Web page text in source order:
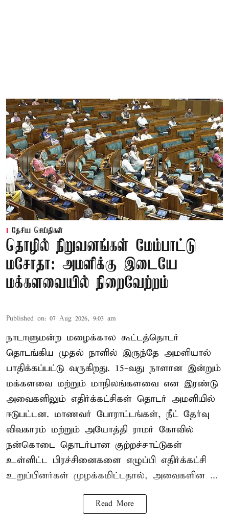
தேசிய செய்திகள்
தொழில் நிறுவனங்கள் மேம்பாட்டு
மசோதா: அமளிக்கு இடையே
மக்களவையில் நிறைவேற்றம்
Published on: 07 Aug 2026, 9:03 am
நாடாளுமன்ற மழைக்கால கூட்டத்தொடர்
தொடங்கிய முதல் நாளில் இருந்தே அமளியால்
பாதிக்கப்பட்டு வருகிறது. 15-வது நாளான இன்றும்
மக்களவை மற்றும் மாநிலங்களவை என இரண்டு
அவைகளிலும் எதிர்க்கட்சிகள் தொடர் அமளியில்
ஈடுபட்டன. மாணவர் போராட்டங்கள், நீட் தேர்வு
விவகாரம் மற்றும் அயோத்தி ராமர் கோவில்
நன்கொடை தொடர்பான குற்றச்சாட்டுகள்
உள்ளிட்ட பிரச்சினைகளை எழுப்பி எதிர்க்கட்சி
உறுப்பினர்கள் முழக்கமிட்டதால், அவைகளின ...
Read More